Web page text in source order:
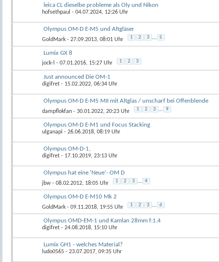
leica CL dieselbe probleme als Oly und Nikon
hofsethpaul - 04.07.2024, 12:26 Uhr
Olympus OM-D E-M5 und Altgläser
GoldMark - 27.09.2013, 08:01 Uhr 1 2 3 ... 5
Lumix GX 8
jock-l - 07.01.2016, 15:27 Uhr 1 2 3
Just announced Die OM-1
digifret - 15.02.2022, 06:34 Uhr
Olympus OM-D E-M5 MII mit Altglas / unscharf bei Offenblende
dampflokfan - 30.01.2022, 20:23 Uhr 1 2 3 ... 9
Olympus OM-D E-M1 und Focus Stacking
ulganapi - 26.06.2018, 08:19 Uhr
Olympus OM-D-1,
digifret - 17.10.2019, 23:13 Uhr
Olympus hat eine 'Neue'- OM D
jbw - 08.02.2012, 18:05 Uhr 1 2 3 ... 4
Olympus OM-D E-M10 Mk 2
GoldMark - 09.11.2018, 19:55 Uhr 1 2 3 ... 6
Olympus OMD-EM-1 und Kamlan 28mm f:1.4
digifret - 24.08.2018, 15:10 Uhr
Lumix GH1 - welches Material?
ludo0565 - 23.07.2017, 09:35 Uhr